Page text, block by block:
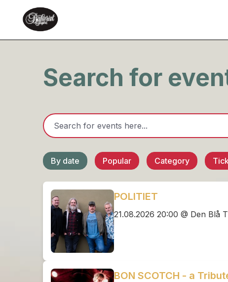
Search for
By date Popular Category
POLITIET
21.08.2026 20:00 @ Den Blå
BON SCOTCH - a